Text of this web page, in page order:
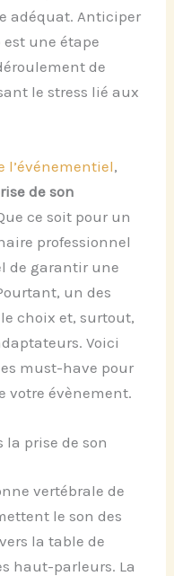
adéquat. Anticiper
une étape
de
le stress lié aux
l’événementiel,
de son
ce soit pour un
professionnel
de garantir une
un des
choix et, surtout,
Voici
must-have pour
votre évènement.
la prise de son
vertébrale de
le son des
la table de
haut-parleurs. La